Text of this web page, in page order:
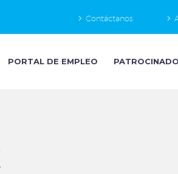
Contáctanos
PORTAL DE EMPLEO